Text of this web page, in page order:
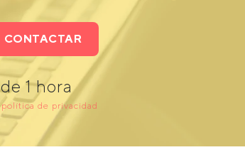
CONTACTAR
1 hora
política de privacidad